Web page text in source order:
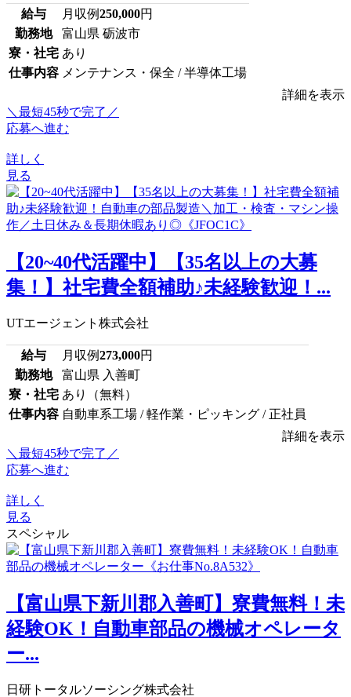
給与 月収例250,000円
勤務地
富山県 砺波市
寮・社宅 あり
仕事内容 メンテナンス・保全 / 半導体工場
詳細を表示
＼最短45秒で完了／
応募へ進む
詳しく
見る
【20~40代活躍中】【35名以上の大募
集！】社宅費全額補助♪未経験歓迎！...
UTエージェント株式会社
給与 月収例273,000円
勤務地
富山県 入善町
寮・社宅 あり（無料）
仕事内容 自動車系工場 / 軽作業・ピッキング / 正社員
詳細を表示
＼最短45秒で完了／
応募へ進む
詳しく
見る
スペシャル
【富山県下新川郡入善町】寮費無料！未
経験OK！自動車部品の機械オペレータ
ー...
日研トータルソーシング株式会社